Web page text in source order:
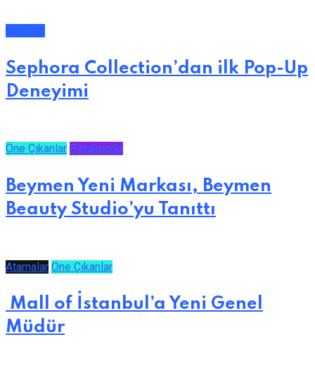
Sephora Collection’dan ilk Pop-Up
Deneyimi
Öne Çıkanlar Perakende
Beymen Yeni Markası, Beymen
Beauty Studio’yu Tanıttı
Atamalar Öne Çıkanlar
Mall of İstanbul’a Yeni Genel
Müdür